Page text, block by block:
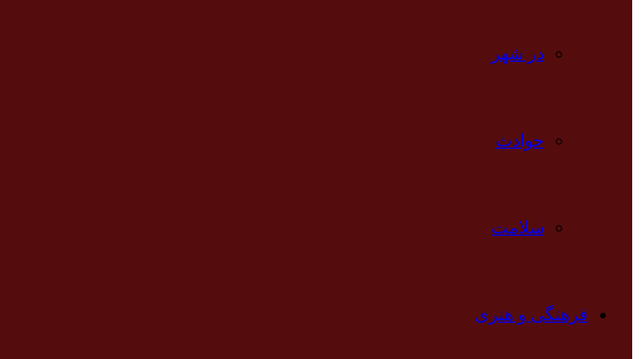
در شهر
حوادث
سلامت
فرهنگی و هنری